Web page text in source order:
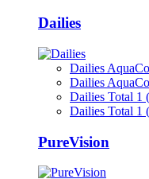
Dailies
Dailies
Dailies
Dailies Total 1
Dailies Total 1
PureVision